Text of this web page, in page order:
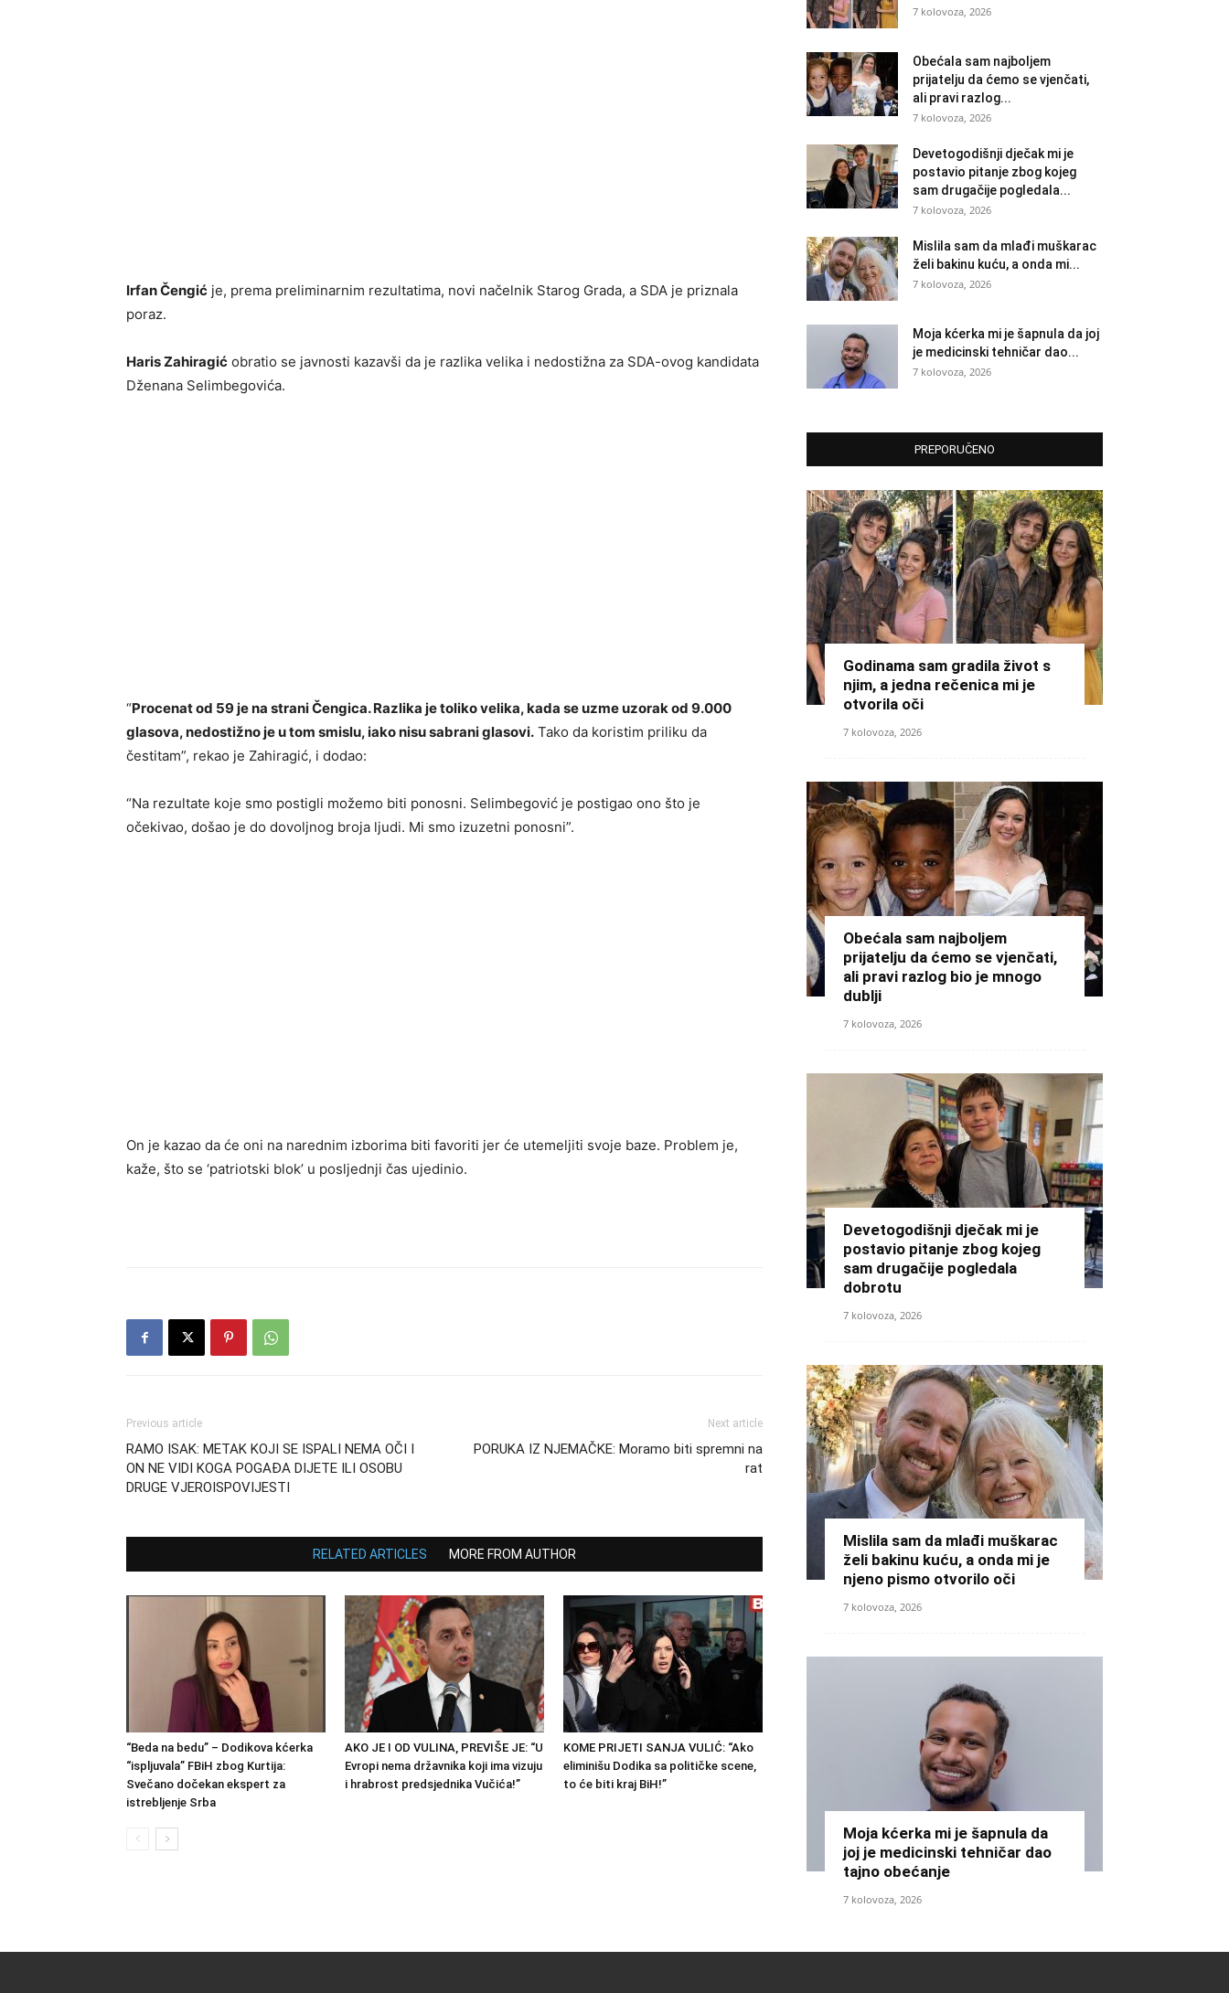
Irfan Čengić je, prema preliminarnim rezultatima, novi načelnik Starog Grada, a SDA je priznala
poraz.
Haris Zahiragić obratio se javnosti kazavši da je razlika velika i nedostižna za SDA-ovog kandidata
Dženana Selimbegovića.
“Procenat od 59 je na strani Čengica. Razlika je toliko velika, kada se uzme uzorak od 9.000
glasova, nedostižno je u tom smislu, iako nisu sabrani glasovi. Tako da koristim priliku da
čestitam”, rekao je Zahiragić, i dodao:
“Na rezultate koje smo postigli možemo biti ponosni. Selimbegović je postigao ono što je
očekivao, došao je do dovoljnog broja ljudi. Mi smo izuzetni ponosni”.
On je kazao da će oni na narednim izborima biti favoriti jer će utemeljiti svoje baze. Problem je,
kaže, što se ‘patriotski blok’ u posljednji čas ujedinio.
Previous article
RAMO ISAK: METAK KOJI SE ISPALI NEMA OČI I
ON NE VIDI KOGA POGAĐA DIJETE ILI OSOBU
DRUGE VJEROISPOVIJESTI
Next article
PORUKA IZ NJEMAČKE: Moramo biti spremni na
rat
RELATED ARTICLES MORE FROM AUTHOR
“Beda na bedu” – Dodikova kćerka
“ispljuvala” FBiH zbog Kurtija:
Svečano dočekan ekspert za
istrebljenje Srba
AKO JE I OD VULINA, PREVIŠE JE: “U
Evropi nema državnika koji ima vizuju
i hrabrost predsjednika Vučića!”
KOME PRIJETI SANJA VULIĆ: “Ako
eliminišu Dodika sa političke scene,
to će biti kraj BiH!”
7 kolovoza, 2026
Obećala sam najboljem
prijatelju da ćemo se vjenčati,
ali pravi razlog...
7 kolovoza, 2026
Devetogodišnji dječak mi je
postavio pitanje zbog kojeg
sam drugačije pogledala...
7 kolovoza, 2026
Mislila sam da mlađi muškarac
želi bakinu kuću, a onda mi...
7 kolovoza, 2026
Moja kćerka mi je šapnula da joj
je medicinski tehničar dao...
7 kolovoza, 2026
PREPORUČENO
Godinama sam gradila život s
njim, a jedna rečenica mi je
otvorila oči
7 kolovoza, 2026
Obećala sam najboljem
prijatelju da ćemo se vjenčati,
ali pravi razlog bio je mnogo
dublji
7 kolovoza, 2026
Devetogodišnji dječak mi je
postavio pitanje zbog kojeg
sam drugačije pogledala
dobrotu
7 kolovoza, 2026
Mislila sam da mlađi muškarac
želi bakinu kuću, a onda mi je
njeno pismo otvorilo oči
7 kolovoza, 2026
Moja kćerka mi je šapnula da
joj je medicinski tehničar dao
tajno obećanje
7 kolovoza, 2026